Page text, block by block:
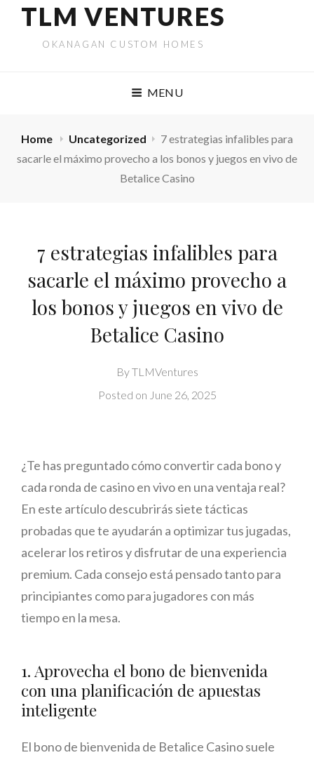
TLM VENTURES
OKANAGAN CUSTOM HOMES
MENU
Home Uncategorized
7 estrategias infalibles para
sacarle el máximo provecho a los bonos y juegos en vivo de
Betalice Casino
7 estrategias infalibles para
sacarle el máximo provecho a
los bonos y juegos en vivo de
Betalice Casino
ByTLMVentures
Posted on June 26, 2025
¿Te has preguntado cómo convertir cada bono y
cada ronda de casino en vivo en una ventaja real?
En este artículo descubrirás siete tácticas
probadas que te ayudarán a optimizar tus jugadas,
acelerar los retiros y disfrutar de una experiencia
premium. Cada consejo está pensado tanto para
principiantes como para jugadores con más
tiempo en la mesa.
1. Aprovecha el bono de bienvenida
con una planificación de apuestas
inteligente
El bono de bienvenida de Betalice Casino suele